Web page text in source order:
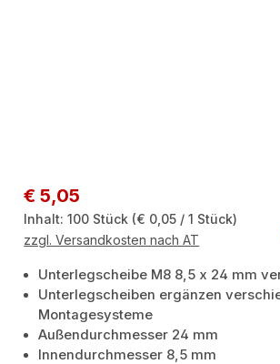
Regulärer Preis:
€ 5,05
Inhalt:100 Stück (€ 0,05 / 1 Stück)
zzgl. Versandkosten nach AT
Unterlegscheibe M8 8,5 x 24 mm
Unterlegscheiben ergänzen
Montagesysteme
Außendurchmesser 24 mm
Innendurchmesser 8,5 mm